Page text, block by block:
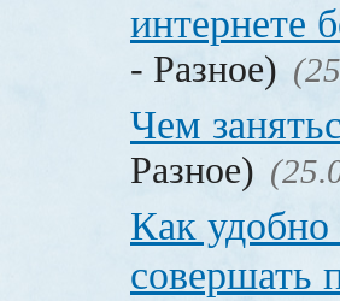
интернете
- Разное)
Чем
Разное)
Как удобно
совершать